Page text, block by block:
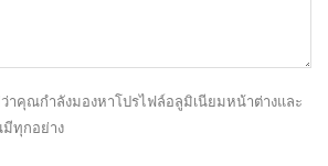
าคุณกำลังมองหาโปรไฟล์อลูมิเนียมหน้าต่างและ
ทุกอย่าง